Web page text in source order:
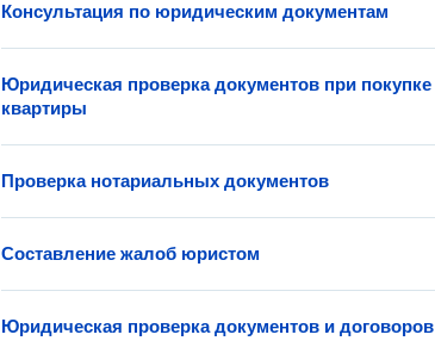
Консультация по юридическим документам
Юридическая проверка документов при покупке
квартиры
Проверка нотариальных документов
Составление жалоб юристом
Юридическая проверка документов и договоров